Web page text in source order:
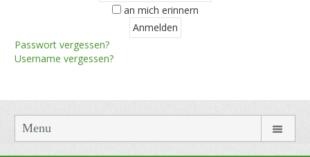
an mich erinnern
Passwort vergessen?
Username vergessen?
Menu